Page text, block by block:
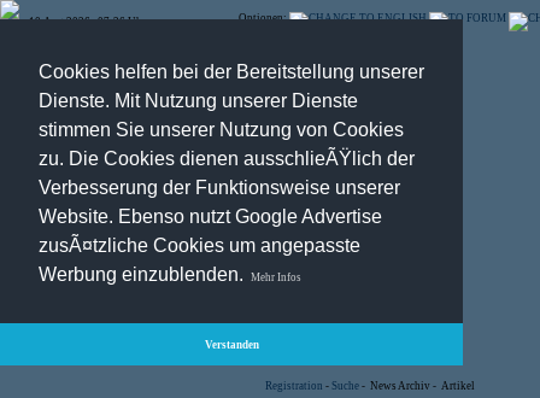
Cookies helfen bei der Bereitstellung unserer
Dienste. Mit Nutzung unserer Dienste
stimmen Sie unserer Nutzung von Cookies
zu. Die Cookies dienen ausschlieÃŸlich der
Verbesserung der Funktionsweise unserer
Website. Ebenso nutzt Google Advertise
zusÃ¤tzliche Cookies um angepasste
Werbung einzublenden.
Mehr Infos
Verstanden
10.Aug.2026 , 07:26 Uhr Optionen:
Registration - Suche - News Archiv - Artikel